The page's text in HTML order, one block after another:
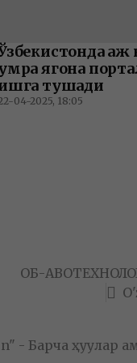
ҳаж
ягона
тушади
04-2025, 18:05
ОБ-ҲАВО
- Барча ҳуқуқлар